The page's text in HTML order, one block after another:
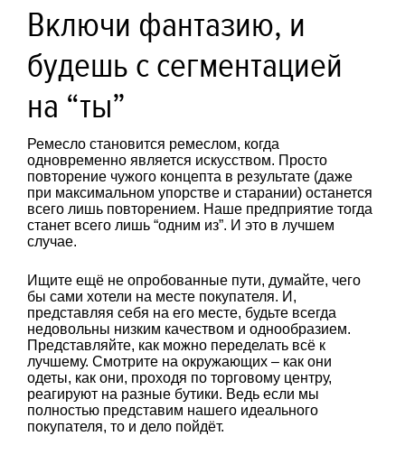
Включи фантазию, и
будешь с сегментацией
на “ты”
Ремесло становится ремеслом, когда
одновременно является искусством. Просто
повторение чужого концепта в результате (даже
при максимальном упорстве и старании) останется
всего лишь повторением. Наше предприятие тогда
станет всего лишь “одним из”. И это в лучшем
случае.
Ищите ещё не опробованные пути, думайте, чего
бы сами хотели на месте покупателя. И,
представляя себя на его месте, будьте всегда
недовольны низким качеством и однообразием.
Представляйте, как можно переделать всё к
лучшему. Смотрите на окружающих – как они
одеты, как они, проходя по торговому центру,
реагируют на разные бутики. Ведь если мы
полностью представим нашего идеального
покупателя, то и дело пойдёт.